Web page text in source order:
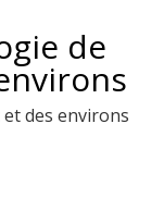
de
des environs